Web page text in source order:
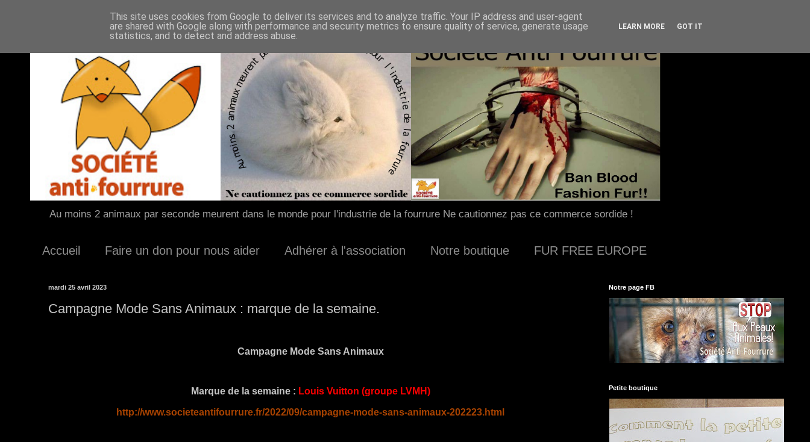
Au moins 2 animaux par seconde meurent dans le monde pour l'industrie de la fourrure Ne cautionnez pas ce commerce sordide !
Accueil Faire un don pour nous aider Adhérer à l'association Notre boutique FUR FREE EUROPE
mardi 25 avril 2023
Campagne Mode Sans Animaux : marque de la semaine.
Campagne Mode Sans Animaux
Marque de la semaine : Louis Vuitton (groupe LVMH)
http://www.societeantifourrure.fr/2022/09/campagne-mode-sans-animaux-202223.html
Notre page FB
Petite boutique
This site uses cookies from Google to deliver its services and to analyze traffic. Your IP address and user-agent
are shared with Google along with performance and security metrics to ensure quality of service, generate usage
statistics, and to detect and address abuse.
LEARN MORE GOT IT